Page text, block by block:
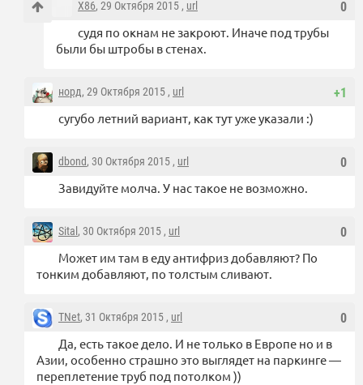
0
X86, 29 Октября 2015 , url
судя по окнам не закроют. Иначе под трубы
были бы штробы в стенах.
+1
норд, 29 Октября 2015 , url
сугубо летний вариант, как тут уже указали :)
0
dbond, 30 Октября 2015 , url
Завидуйте молча. У нас такое не возможно.
0
Sital , 30 Октября 2015 , url
Может им там в еду антифриз добавляют? По
тонким добавляют, по толстым сливают.
0
TNet, 31 Октября 2015 , url
Да, есть такое дело. И не только в Европе но и в
Азии, особенно страшно это выглядет на паркинге —
переплетение труб под потолком ))